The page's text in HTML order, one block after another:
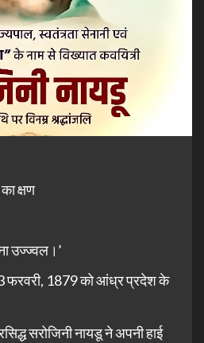
क्षण
उज्ज्वल।’
फरवरी, 1879 को आंध्र प्रदेश के
सरोजिनी नायडू ने अपनी हाई